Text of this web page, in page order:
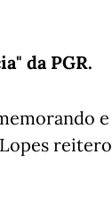
da PGR.